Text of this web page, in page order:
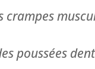
poussées